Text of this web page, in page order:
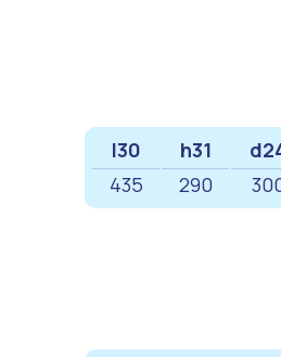
l30 h31
435
290